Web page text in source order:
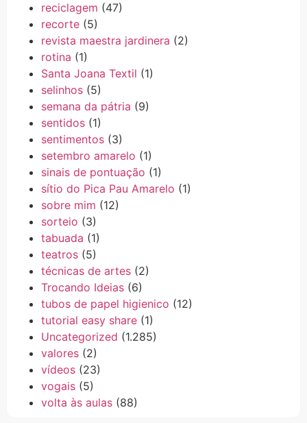
reciclagem (47)
recorte (5)
revista maestra jardinera (2)
rotina (1)
Santa Joana Textil (1)
selinhos (5)
semana da pátria (9)
sentidos (1)
sentimentos (3)
setembro amarelo (1)
sinais de pontuação (1)
sítio do Pica Pau Amarelo (1)
sobre mim (12)
sorteio (3)
tabuada (1)
teatros (5)
técnicas de artes (2)
Trocando Ideias (6)
tubos de papel higienico (12)
tutorial easy share (1)
Uncategorized (1.285)
valores (2)
vídeos (23)
vogais (5)
volta às aulas (88)